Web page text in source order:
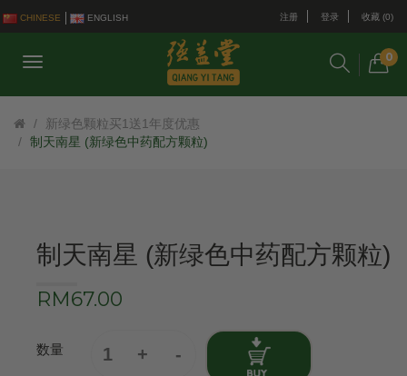
CHINESE ENGLISH 注册 登录 收藏 (0)
0
新绿色颗粒买1送1年度优惠
制天南星 (新绿色中药配方颗粒)
制天南星 (新绿色中药配方颗粒)
RM67.00
数量